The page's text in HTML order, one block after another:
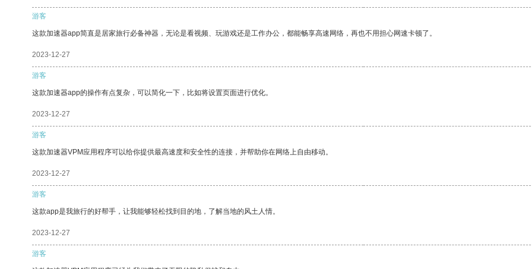
游客
这款加速器app简直是居家旅行必备神器，无论是看视频、玩游戏还是工作办公，都能畅享高速网络，再也不用担心网速卡顿了。
2023-12-27
游客
这款加速器app的操作有点复杂，可以简化一下，比如将设置页面进行优化。
2023-12-27
游客
这款加速器VPM应用程序可以给你提供最高速度和安全性的连接，并帮助你在网络上自由移动。
2023-12-27
游客
这款app是我旅行的好帮手，让我能够轻松找到目的地，了解当地的风土人情。
2023-12-27
游客